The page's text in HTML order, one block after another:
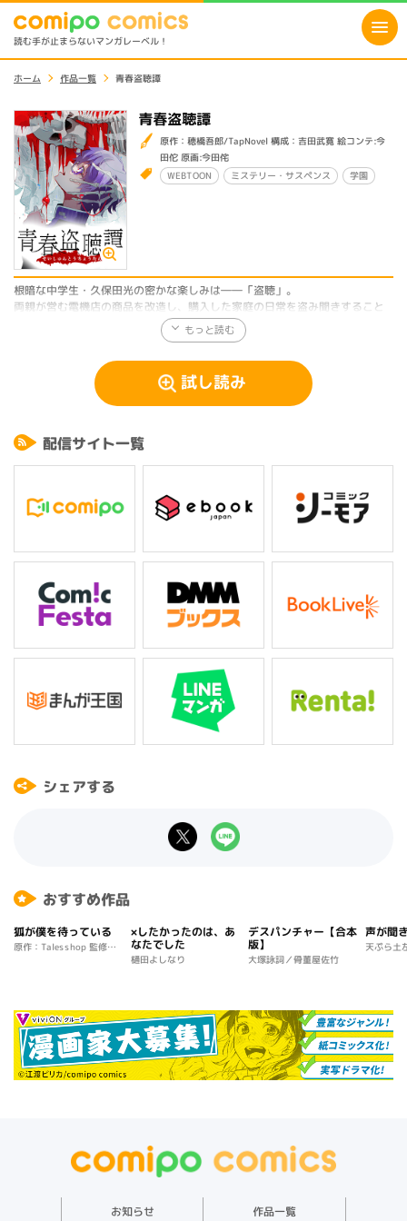
読む手が止まらないマンガレーベル！
ホーム 作品一覧 青春盗聴譚
青春盗聴譚
原作：穂橋吾郎/TapNovel 構成：吉田武寛 絵コンテ:今
田佗 原画:今田侘
WEBTOON ミステリー・サスペンス 学園
根暗な中学生・久保田光の密かな楽しみは――「盗聴」。
両親が営む電機店の商品を改造し、購入した家庭の日常を盗み聞きすること
で日々の鬱憤を晴らしていた。
教室に設置した盗聴器で、自分を嘲るクラスメイト達をも見下しながら…。
う声を耳にする。
恐怖に駆られつつ家の中を覗き込むと、殺人鬼の手によって今まさに一人の
女性が凄惨な死を遂げようとしていた。
猟奇的な連続殺人事件を巡り、犯人と警察、そして光…三者の思惑は複雑に
交差していく――。
試し読み
配信サイト一覧
シェアする
おすすめ作品
狐が僕を待っている
原作：Talesshop 監修：C
デジタル職人STUDIO 原
画：DADADA 原画：vertw
o 原画：GATOON 原画：
れつな
×したかったのは、あ
なたでした
樋田よしなり
デスパンチャー【合本
版】
大塚詠詞／骨董屋佐竹
声が聞
天ぷら土
お知らせ 作品一覧